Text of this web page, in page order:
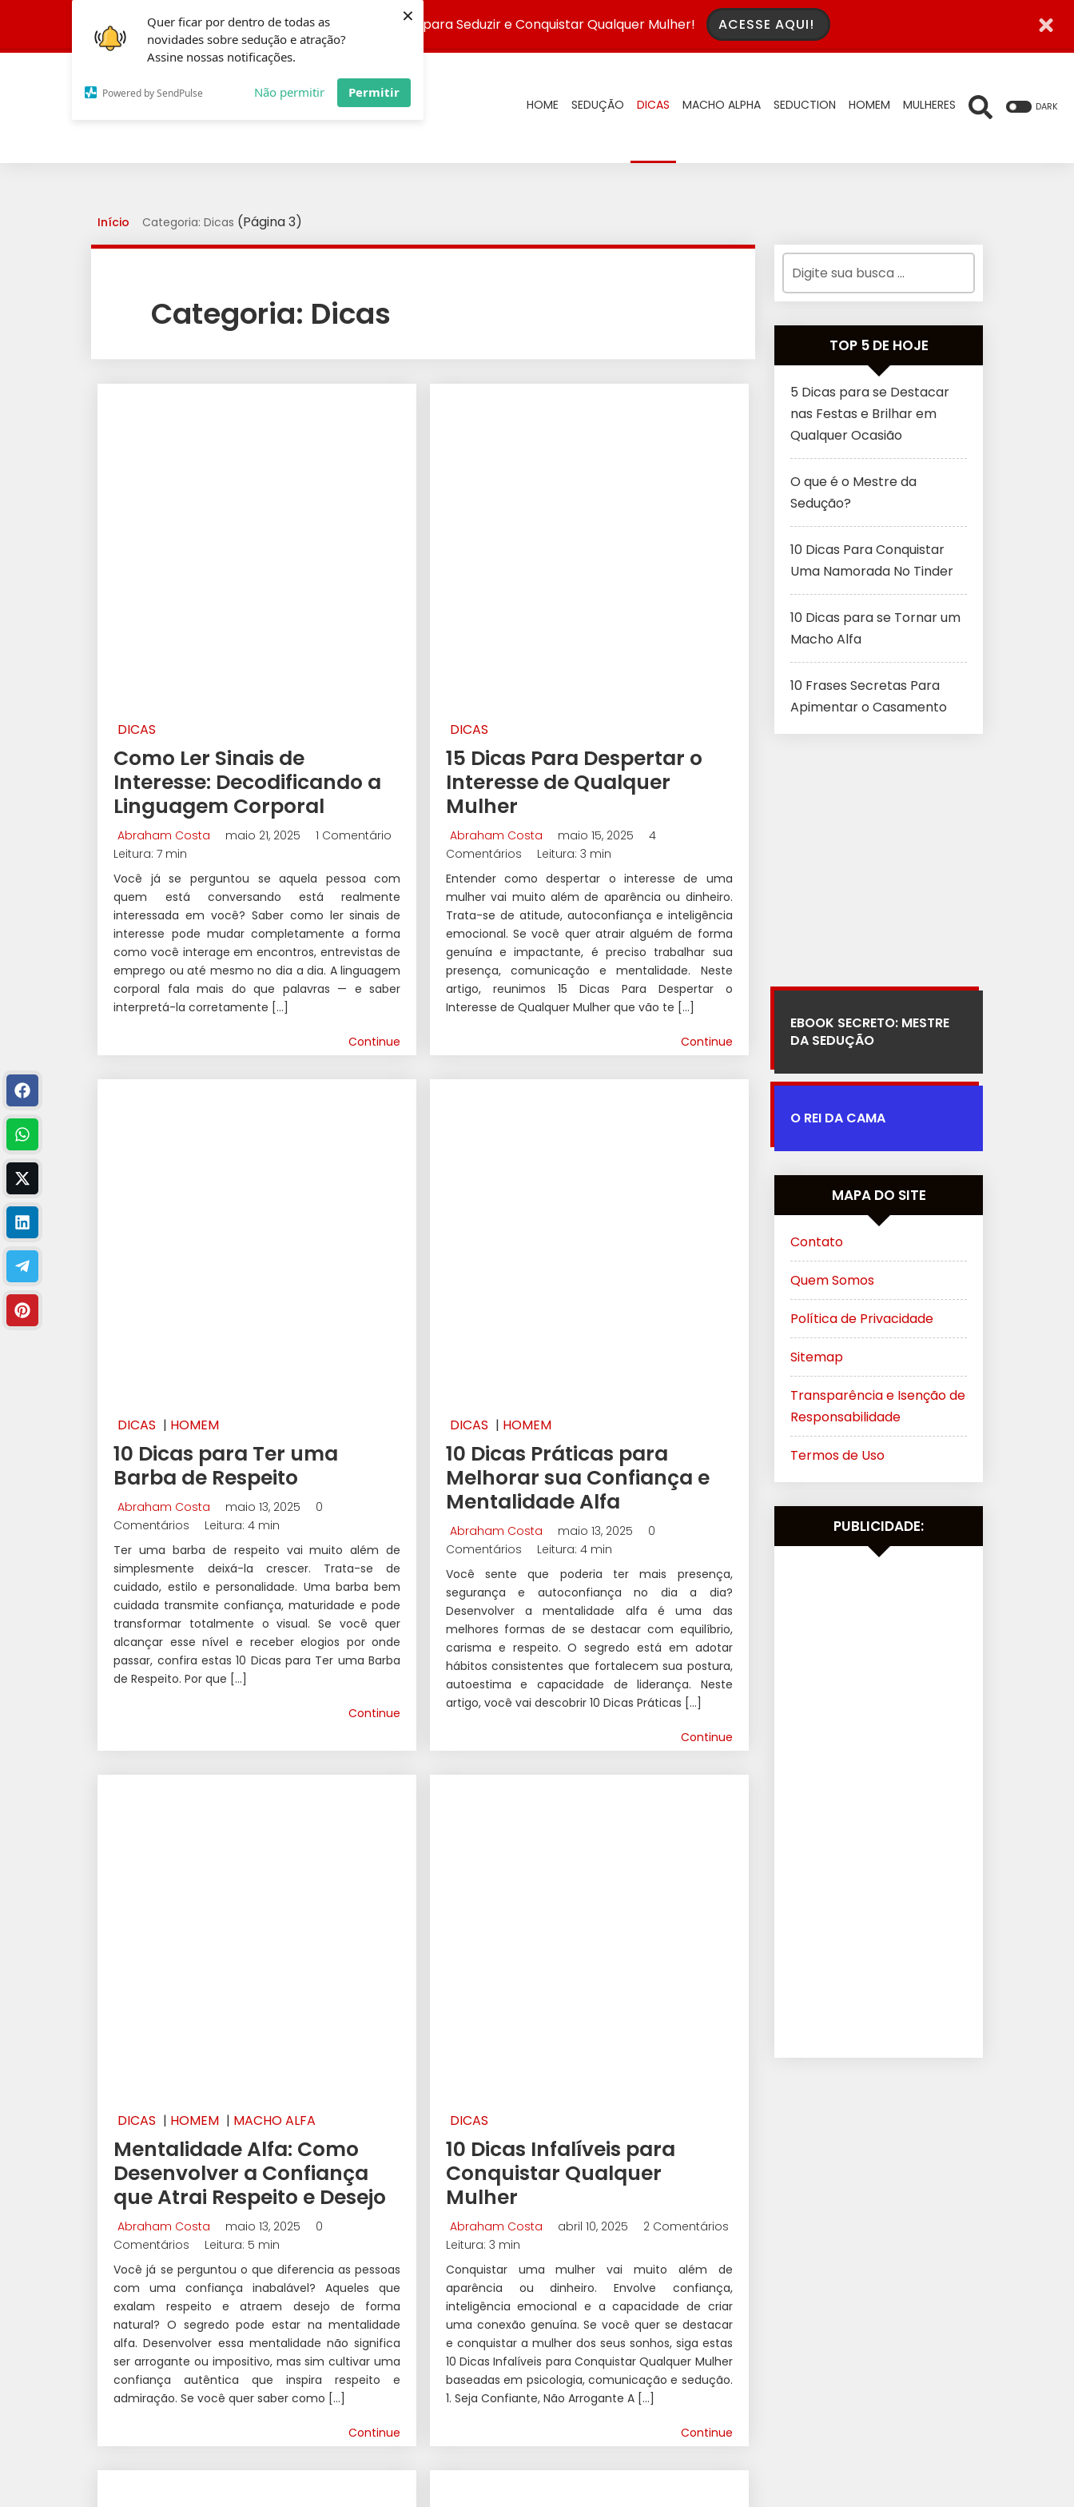
Quer ficar por dentro de todas as
novidades sobre sedução e atração?
Assine nossas notificações.
Powered by SendPulse Não permitir Permitir
×
Conheça a Fórmula Infalível para Seduzir e Conquistar Qualquer Mulher! ACESSE AQUI!
HOME SEDUÇÃO DICAS MACHO ALPHA SEDUCTION HOMEM MULHERES DARK
Início Categoria: Dicas (Página 3)
Categoria: Dicas
DICAS
Como Ler Sinais de
Interesse: Decodificando a
Linguagem Corporal
Abraham Costa maio 21, 2025
1 Comentário
Leitura: 7 min
Você já se perguntou se aquela pessoa com
quem está conversando está realmente
interessada em você? Saber como ler sinais de
interesse pode mudar completamente a forma
como você interage em encontros, entrevistas de
emprego ou até mesmo no dia a dia. A linguagem
corporal fala mais do que palavras — e saber
interpretá-la corretamente […]
Continue
DICAS
15 Dicas Para Despertar o
Interesse de Qualquer
Mulher
Abraham Costa maio 15, 2025
4
Comentários
Leitura: 3 min
Entender como despertar o interesse de uma
mulher vai muito além de aparência ou dinheiro.
Trata-se de atitude, autoconfiança e inteligência
emocional. Se você quer atrair alguém de forma
genuína e impactante, é preciso trabalhar sua
presença, comunicação e mentalidade. Neste
artigo, reunimos 15 Dicas Para Despertar o
Interesse de Qualquer Mulher que vão te […]
Continue
DICAS | HOMEM
10 Dicas para Ter uma
Barba de Respeito
Abraham Costa maio 13, 2025
0
Comentários
Leitura: 4 min
Ter uma barba de respeito vai muito além de
simplesmente deixá-la crescer. Trata-se de
cuidado, estilo e personalidade. Uma barba bem
cuidada transmite confiança, maturidade e pode
transformar totalmente o visual. Se você quer
alcançar esse nível e receber elogios por onde
passar, confira estas 10 Dicas para Ter uma Barba
de Respeito. Por que […]
Continue
DICAS | HOMEM
10 Dicas Práticas para
Melhorar sua Confiança e
Mentalidade Alfa
Abraham Costa maio 13, 2025
0
Comentários
Leitura: 4 min
Você sente que poderia ter mais presença,
segurança e autoconfiança no dia a dia?
Desenvolver a mentalidade alfa é uma das
melhores formas de se destacar com equilíbrio,
carisma e respeito. O segredo está em adotar
hábitos consistentes que fortalecem sua postura,
autoestima e capacidade de liderança. Neste
artigo, você vai descobrir 10 Dicas Práticas […]
Continue
DICAS | HOMEM | MACHO ALFA
Mentalidade Alfa: Como
Desenvolver a Confiança
que Atrai Respeito e Desejo
Abraham Costa maio 13, 2025
0
Comentários
Leitura: 5 min
Você já se perguntou o que diferencia as pessoas
com uma confiança inabalável? Aqueles que
exalam respeito e atraem desejo de forma
natural? O segredo pode estar na mentalidade
alfa. Desenvolver essa mentalidade não significa
ser arrogante ou impositivo, mas sim cultivar uma
confiança autêntica que inspira respeito e
admiração. Se você quer saber como […]
Continue
DICAS
10 Dicas Infalíveis para
Conquistar Qualquer
Mulher
Abraham Costa abril 10, 2025
2 Comentários
Leitura: 3 min
Conquistar uma mulher vai muito além de
aparência ou dinheiro. Envolve confiança,
inteligência emocional e a capacidade de criar
uma conexão genuína. Se você quer se destacar
e conquistar a mulher dos seus sonhos, siga estas
10 Dicas Infalíveis para Conquistar Qualquer Mulher
baseadas em psicologia, comunicação e sedução.
1. Seja Confiante, Não Arrogante A […]
Continue
TOP 5 DE HOJE
5 Dicas para se Destacar
nas Festas e Brilhar em
Qualquer Ocasião
O que é o Mestre da
Sedução?
10 Dicas Para Conquistar
Uma Namorada No Tinder
10 Dicas para se Tornar um
Macho Alfa
10 Frases Secretas Para
Apimentar o Casamento
EBOOK SECRETO: MESTRE
DA SEDUÇÃO
O REI DA CAMA
MAPA DO SITE
Contato
Quem Somos
Política de Privacidade
Sitemap
Transparência e Isenção de
Responsabilidade
Termos de Uso
PUBLICIDADE: